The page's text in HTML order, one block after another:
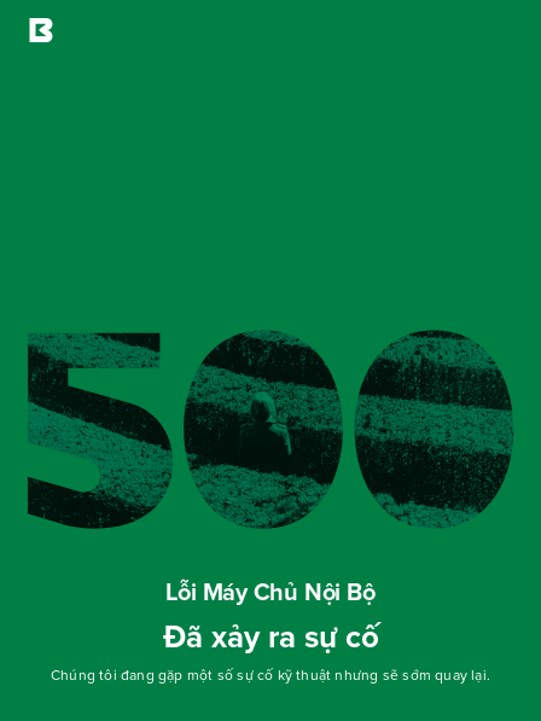
Lỗi Máy Chủ Nội Bộ
Đã xảy ra sự cố
Chúng tôi đang gặp một số sự cố kỹ thuật nhưng sẽ sớm quay lại.